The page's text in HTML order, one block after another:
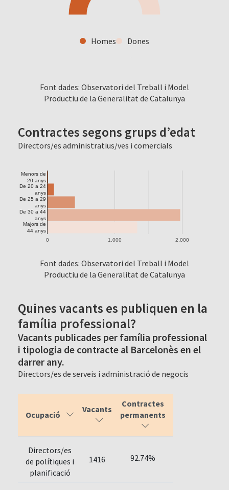
Homes Dones
Font dades: Observatori del Treball i Model
Productiu de la Generalitat de Catalunya
Contractes segons grups d’edat
Directors/es administratius/ves i comercials
0 1,000 2,000
Menors de
20 anys
De 20 a 24
anys
De 25 a 29
anys
De 30 a 44
anys
Majors de
44 anys
Font dades: Observatori del Treball i Model
Productiu de la Generalitat de Catalunya
Quines vacants es publiquen en la
família professional?
Vacants publicades per família professional
i tipologia de contracte al Barcelonès en el
darrer any.
Directors/es de serveis i administració de negocis
Ocupació
Vacants
Contractes
permanents
Directors/es
de polítiques i
planificació
1416 92.74%